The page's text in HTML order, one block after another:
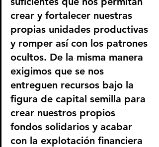
crear y fortalecer nuestras
propias unidades productivas
y romper así con los patrones
ocultos. De la misma manera
exigimos que se nos
entreguen recursos bajo la
figura de capital semilla para
crear nuestros propios
fondos solidarios y acabar
con la explotación financiera